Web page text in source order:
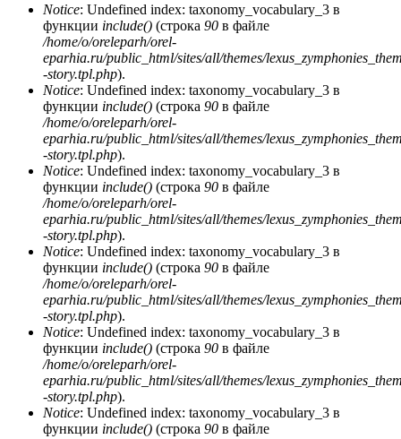
Notice: Undefined index: taxonomy_vocabulary_3 в
функции include() (строка 90 в файле
/home/o/oreleparh/orel-
eparhia.ru/public_html/sites/all/themes/
-story.tpl.php).
Notice: Undefined index: taxonomy_vocabulary_3 в
функции include() (строка 90 в файле
/home/o/oreleparh/orel-
eparhia.ru/public_html/sites/all/themes/
-story.tpl.php).
Notice: Undefined index: taxonomy_vocabulary_3 в
функции include() (строка 90 в файле
/home/o/oreleparh/orel-
eparhia.ru/public_html/sites/all/themes/
-story.tpl.php).
Notice: Undefined index: taxonomy_vocabulary_3 в
функции include() (строка 90 в файле
/home/o/oreleparh/orel-
eparhia.ru/public_html/sites/all/themes/
-story.tpl.php).
Notice: Undefined index: taxonomy_vocabulary_3 в
функции include() (строка 90 в файле
/home/o/oreleparh/orel-
eparhia.ru/public_html/sites/all/themes/
-story.tpl.php).
Notice: Undefined index: taxonomy_vocabulary_3 в
функции include() (строка 90 в файле